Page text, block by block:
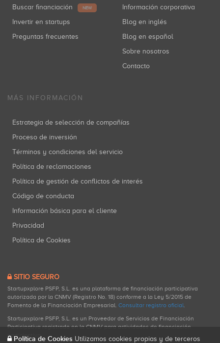
Buscar financiación NEW
Invertir en startups
Preguntas frecuentes
Información corporativa
Blog en inglés
Blog en español
Sobre nosotros
Contacto
MÁS INFORMACIÓN
Estrategia de selección de compañías
Proceso de inversión
Términos y condiciones del servicio
Política de reclamaciones
Política de gestión de conflictos de interés
Código de conducta
Información básica para el cliente
Privacidad
Política de Cookies
SITIO SEGURO
Startupxplore PSFP, S.L. es una plataforma de financiación participativa
autorizada por la CNMV (Registro No. 18) conforme a la Ley 5/2015 de
Fomento de la Financiación Empresarial. Consultar registro oficial.
Startupxplore PSFP, S.L. es un Proveedor de Servicios de Financiación
Participativa registrado en la CNMV para actividades de financiación
participativa.
Política de Cookies Utilizamos cookies propias y de terceros